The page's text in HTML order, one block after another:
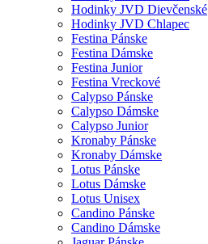
Hodinky JVD Dievčenské
Hodinky JVD Chlapec
Festina Pánske
Festina Dámske
Festina Junior
Festina Vreckové
Calypso Pánske
Calypso Dámske
Calypso Junior
Kronaby Pánske
Kronaby Dámske
Lotus Pánske
Lotus Dámske
Lotus Unisex
Candino Pánske
Candino Dámske